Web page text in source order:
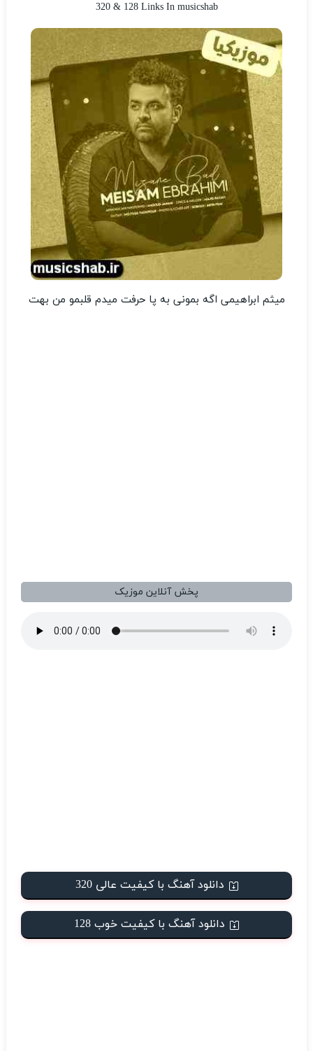
320 & 128 Links In musicshab
میثم ابراهیمی اگه بمونی به پا حرفت میدم قلبمو من بهت
پخش آنلاین موزیک
دانلود آهنگ با کیفیت عالی 320
دانلود آهنگ با کیفیت خوب 128